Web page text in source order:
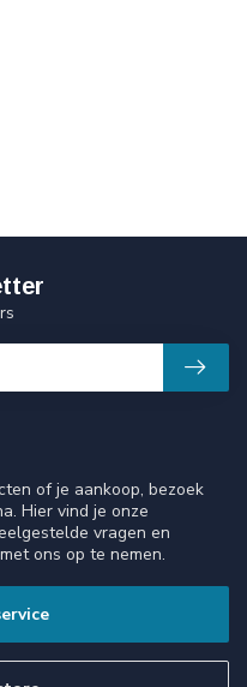
of je aankoop, bezoek
Hier vind je onze
vragen en
ons op te nemen.